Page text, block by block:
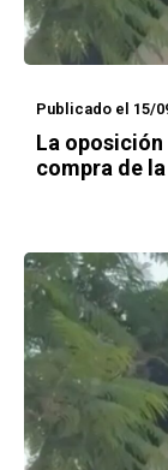
Publicado el 15/
La
compra de